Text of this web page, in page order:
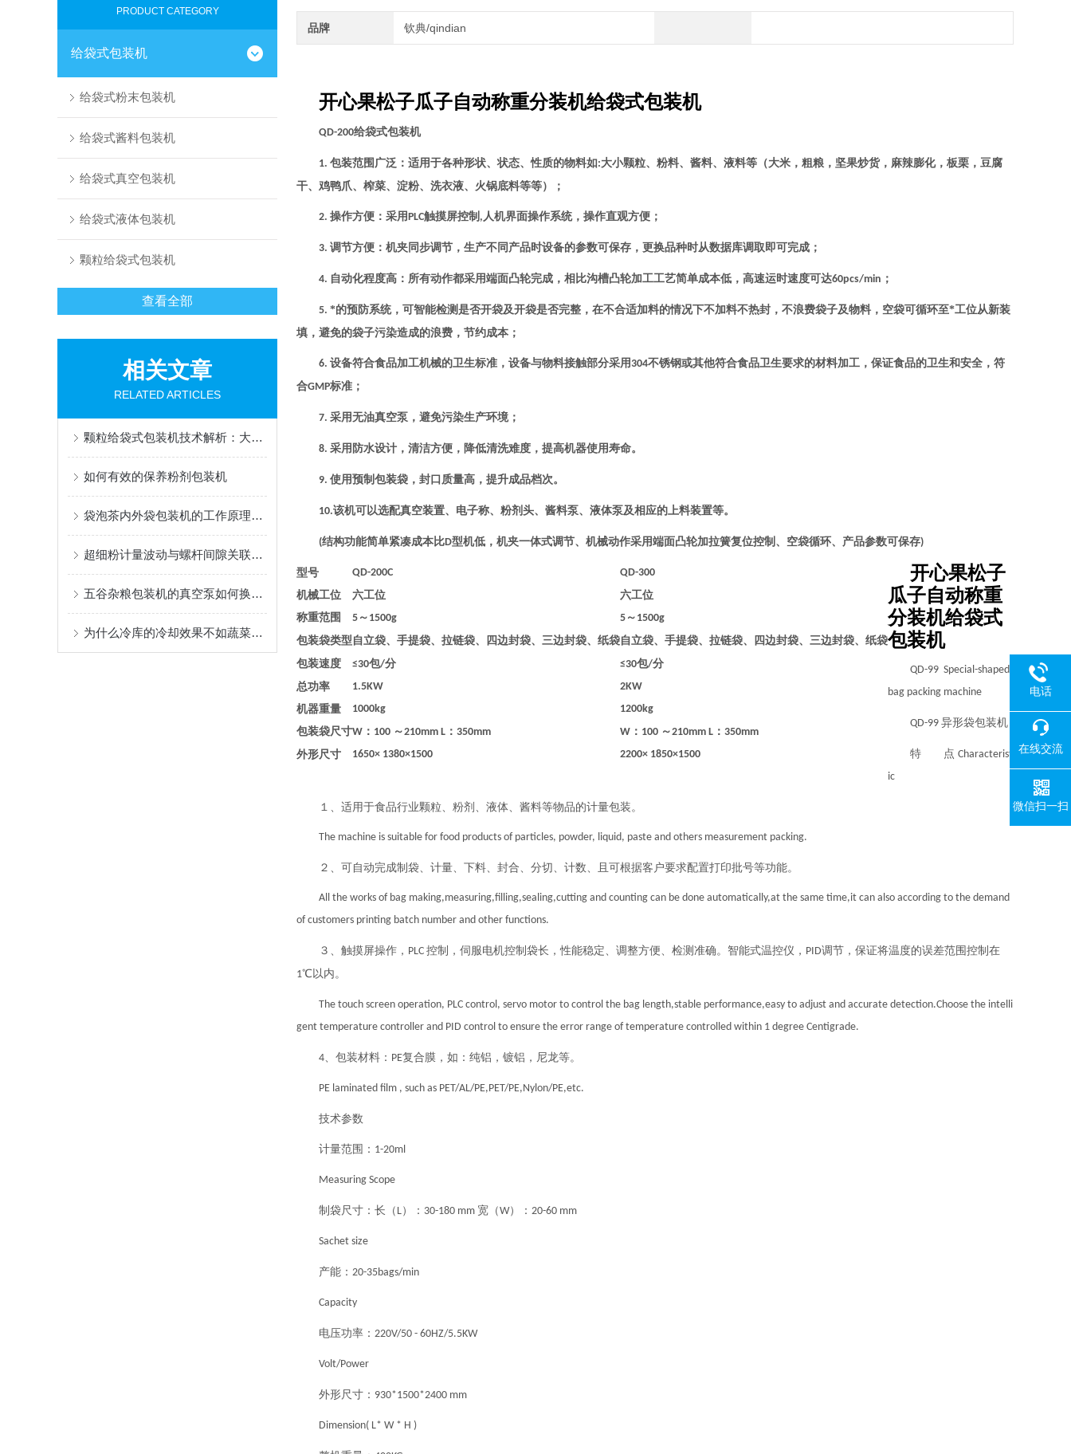
PRODUCT CATEGORY
给袋式包装机
给袋式粉末包装机
给袋式酱料包装机
给袋式真空包装机
给袋式液体包装机
颗粒给袋式包装机
查看全部
相关文章
RELATED ARTICLES
颗粒给袋式包装机技术解析：大容量计量与自动化生产方案——上海钦典机械
如何有效的保养粉剂包装机
袋泡茶内外袋包装机的工作原理与参数详解——上海钦典机械
超细粉计量波动与螺杆间隙关联分析——上海钦典机械7月21日现场调试记录
五谷杂粮包装机的真空泵如何换油？
为什么冷库的冷却效果不如蔬菜包装机?
品牌 钦典/qindian
开心果松子瓜子自动称重分装机给袋式包装机
QD-200给袋式包装机
1. 包装范围广泛：适用于各种形状、状态、性质的物料如:大小颗粒、粉料、酱料、液料等（大米，粗粮，坚果炒货，麻辣膨化，板栗，豆腐
干、鸡鸭爪、榨菜、淀粉、洗衣液、火锅底料等等）；
2. 操作方便：采用PLC触摸屏控制 , 人机界面操作系统，操作直观方便；
3. 调节方便：机夹同步调节，生产不同产品时设备的参数可保存，更换品种时从数据库调取即可完成；
4. 自动化程度高：所有动作都采用端面凸轮完成，相比沟槽凸轮加工工艺简单成本低，高速运时速度可达60pcs/min ；
5. *的预防系统，可智能检测是否开袋及开袋是否完整，在不合适加料的情况下不加料不热封，不浪费袋子及物料，空袋可循环至*工位从新装
填，避免的袋子污染造成的浪费，节约成本；
6. 设备符合食品加工机械的卫生标准，设备与物料接触部分采用304不锈钢或其他符合食品卫生要求的材料加工，保证食品的卫生和安全，符
合GMP标准；
7. 采用无油真空泵，避免污染生产环境；
8. 采用防水设计，清洁方便，降低清洗难度，提高机器使用寿命。
9. 使用预制包装袋，封口质量高，提升成品档次。
10.该机可以选配真空装置、电子称、粉剂头、酱料泵、液体泵及相应的上料装置等。
(结构功能简单紧凑成本比D型机低，机夹一体式调节、机械动作采用端面凸轮加拉簧复位控制、空袋循环、产品参数可保存)
型号 QD-200C
QD-300
机械工位
六工位
六工位
称重范围
5 ～ 1500g 5 ～ 1500g
包装袋类型 自立袋、手提袋、拉链袋、四边封袋、三边封袋、纸袋自立袋、手提袋、拉链袋、四边封袋、三边封袋、纸袋
包装速度
≤30包/分 ≤30包/分
总功率
1.5KW
2KW
机器重量
1000kg
1200kg
包装袋尺寸W ： 100 ～210mm L ： 350mm W ： 100 ～210mm L ： 350mm
外形尺寸
1650× 1380×1500 2200× 1850×1500
开心果松子
瓜子自动称重
分装机给袋式
包装机
QD-99 Special-shaped
bag packing machine
QD-99 异形袋包装机
特 点 Characterist
ic
１、适用于食品行业颗粒、粉剂、液体、酱料等物品的计量包装。
The machine is suitable for food products of particles, powder, liquid, paste and others measurement packing.
２、可自动完成制袋、计量、下料、封合、分切、计数、且可根据客户要求配置打印批号等功能。
All the works of bag making,measuring,filling,sealing,cutting and counting can be done automatically,at the same time,it can also according to the demand
of customers printing batch number and other functions.
３、触摸屏操作， PLC 控制，伺服电机控制袋长，性能稳定、调整方便、检测准确。智能式温控仪， PID调节，保证将温度的误差范围控制在
1℃以内。
The touch screen operation, PLC control, servo motor to control the bag length,stable performance,easy to adjust and accurate detection.Choose the intelli
gent temperature controller and PID control to ensure the error range of temperature controlled within 1 degree Centigrade.
4、包装材料： PE复合膜，如：纯铝，镀铝，尼龙等。
PE laminated film , such as PET/AL/PE,PET/PE,Nylon/PE,etc.
技术参数
计量范围： 1-20ml
Measuring Scope
制袋尺寸：长（ L）： 30-180 mm 宽（W）： 20-60 mm
Sachet size
产能： 20-35bags/min
Capacity
电压功率： 220V/50 - 60HZ/5.5KW
Volt/Power
外形尺寸： 930*1500*2400 mm
Dimension( L* W * H )
电话
在线交流
微信扫一扫